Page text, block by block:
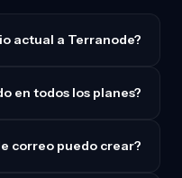
actual a Terranode?
en todos los planes?
correo puedo crear?